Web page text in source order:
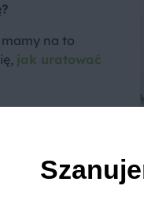
na to
jak uratować
Gotowe?